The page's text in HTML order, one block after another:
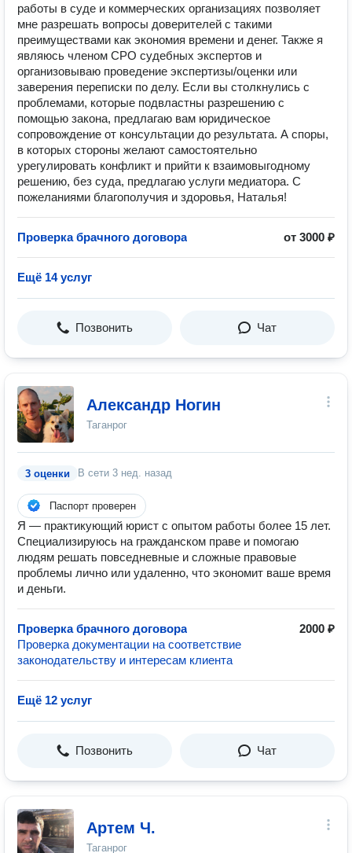
работы в суде и коммерческих организациях позволяет
мне разрешать вопросы доверителей с такими
преимуществами как экономия времени и денег. Также я
являюсь членом СРО судебных экспертов и
организовываю проведение экспертизы/оценки или
заверения переписки по делу. Если вы столкнулись с
проблемами, которые подвластны разрешению с
помощью закона, предлагаю вам юридическое
сопровождение от консультации до результата. А споры,
в которых стороны желают самостоятельно
урегулировать конфликт и прийти к взаимовыгодному
решению, без суда, предлагаю услуги медиатора. С
пожеланиями благополучия и здоровья, Наталья!
Проверка брачного договора от 3000 ₽
Ещё 14 услуг
Позвонить Чат
Александр Ногин
Таганрог
3 оценки В сети 3 нед. назад
Паспорт проверен
Я — практикующий юрист с опытом работы более 15 лет.
Специализируюсь на гражданском праве и помогаю
людям решать повседневные и сложные правовые
проблемы лично или удаленно, что экономит ваше время
и деньги.
Проверка брачного договора
2000 ₽
Проверка документации на соответствие
законодательству и интересам клиента
Ещё 12 услуг
Позвонить Чат
Артем Ч.
Таганрог